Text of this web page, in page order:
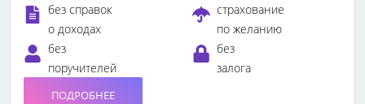
без справок
о доходах
страхование
по желанию
без
поручителей
без
залога
ПОДРОБНЕЕ